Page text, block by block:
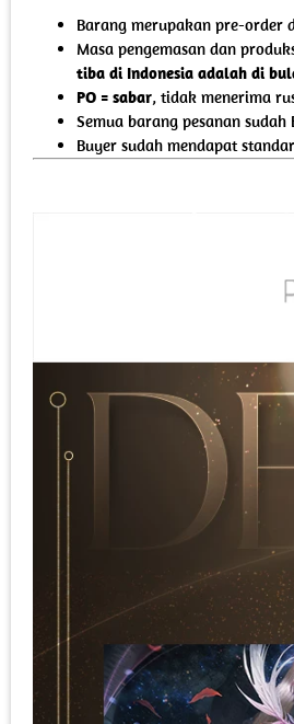
Barang merupakan pre-order
Masa pengemasan dan
tiba di Indonesia adalah di
PO = sabar, tidak menerima
Semua barang pesanan
Buyer sudah mendapat